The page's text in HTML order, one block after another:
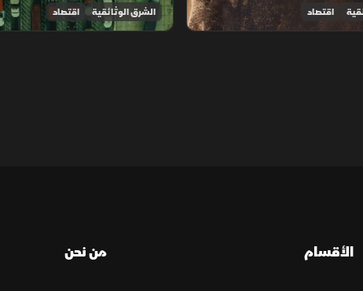
اقتصاد الشرق الوثائقية اقتصاد
الأقسام من نحن